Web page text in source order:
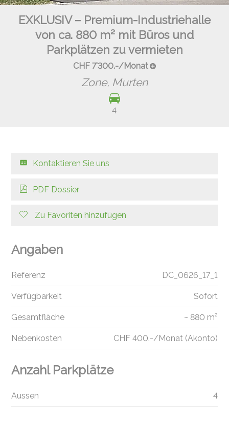
EXKLUSIV – Premium-Industriehalle
von ca. 880 m² mit Büros und
Parkplätzen zu vermieten
CHF 7'300.-/Monat
Zone, Murten
4
Kontaktieren Sie uns
PDF Dossier
Zu Favoriten hinzufügen
Angaben
Referenz DC_0626_17_1
Verfügbarkeit Sofort
Gesamtfläche ~ 880 m²
Nebenkosten CHF 400.-/Monat (Akonto)
Anzahl Parkplätze
Aussen 4